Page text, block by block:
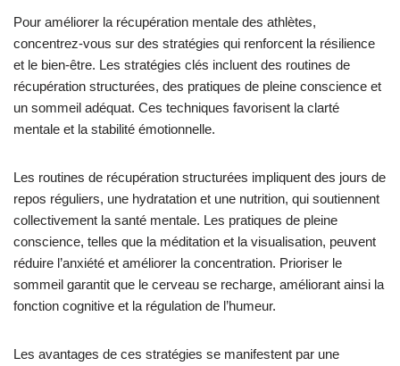
Pour améliorer la récupération mentale des athlètes,
concentrez-vous sur des stratégies qui renforcent la résilience
et le bien-être. Les stratégies clés incluent des routines de
récupération structurées, des pratiques de pleine conscience et
un sommeil adéquat. Ces techniques favorisent la clarté
mentale et la stabilité émotionnelle.
Les routines de récupération structurées impliquent des jours de
repos réguliers, une hydratation et une nutrition, qui soutiennent
collectivement la santé mentale. Les pratiques de pleine
conscience, telles que la méditation et la visualisation, peuvent
réduire l’anxiété et améliorer la concentration. Prioriser le
sommeil garantit que le cerveau se recharge, améliorant ainsi la
fonction cognitive et la régulation de l’humeur.
Les avantages de ces stratégies se manifestent par une